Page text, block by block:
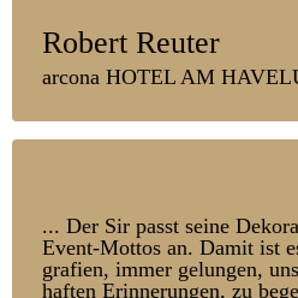
Robert Reuter
arcona HOTEL AM
... Der Sir passt seine
Event-Mottos an. Damit ist
grafien, immer ge­lungen,
haften Er­inner­ungen, zu